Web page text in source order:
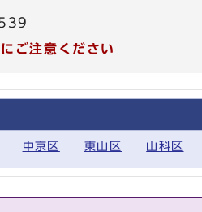
ご注意ください
中京区 東山区 山科区